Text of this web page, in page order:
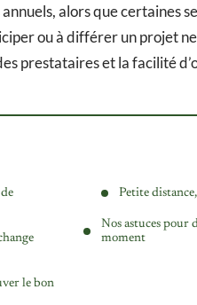
alors que certaines
ou à différer un projet
prestataires et la facilité
le bon
Petite
Nos astuces pour
moment